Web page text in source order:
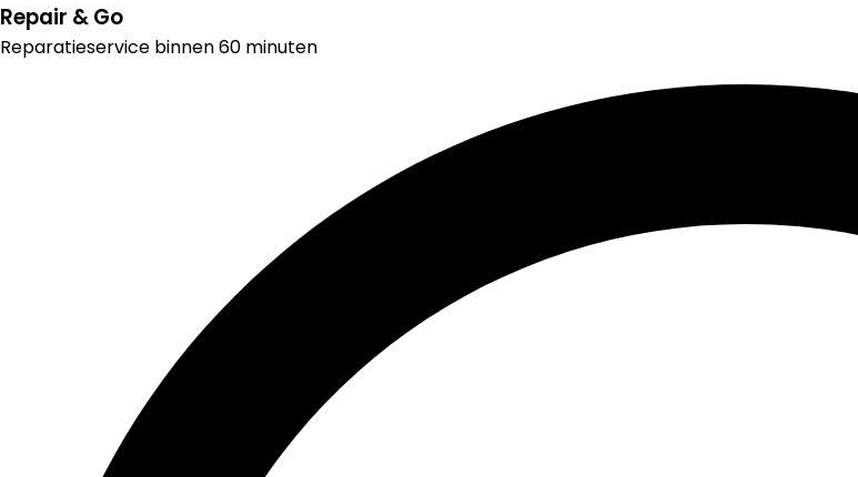
Repair & Go
Reparatieservice binnen 60 minuten